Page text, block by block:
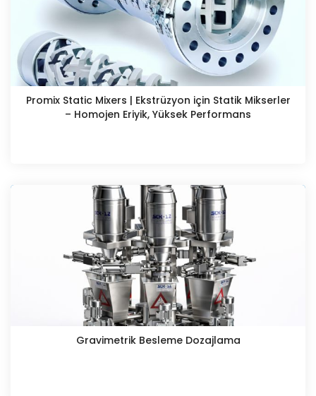
Promix Static Mixers | Ekstrüzyon için Statik Mikserler
– Homojen Eriyik, Yüksek Performans
Gravimetrik Besleme Dozajlama